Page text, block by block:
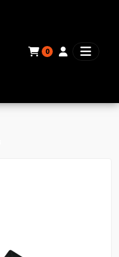
0